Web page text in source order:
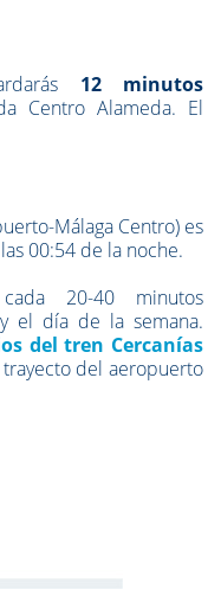
12 minutos
Centro Alameda. El
Málaga Centro) es
00:54 de la noche.
20-40 minutos
el día de la semana.
del tren Cercanías
del aeropuerto